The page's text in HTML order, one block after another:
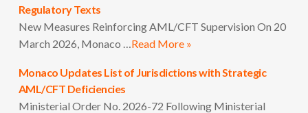
Regulatory Texts
New Measures Reinforcing AML/CFT Supervision On 20
March 2026, Monaco …Read More »
Monaco Updates List of Jurisdictions with Strategic
AML/CFT Deficiencies
Ministerial Order No. 2026-72 Following Ministerial